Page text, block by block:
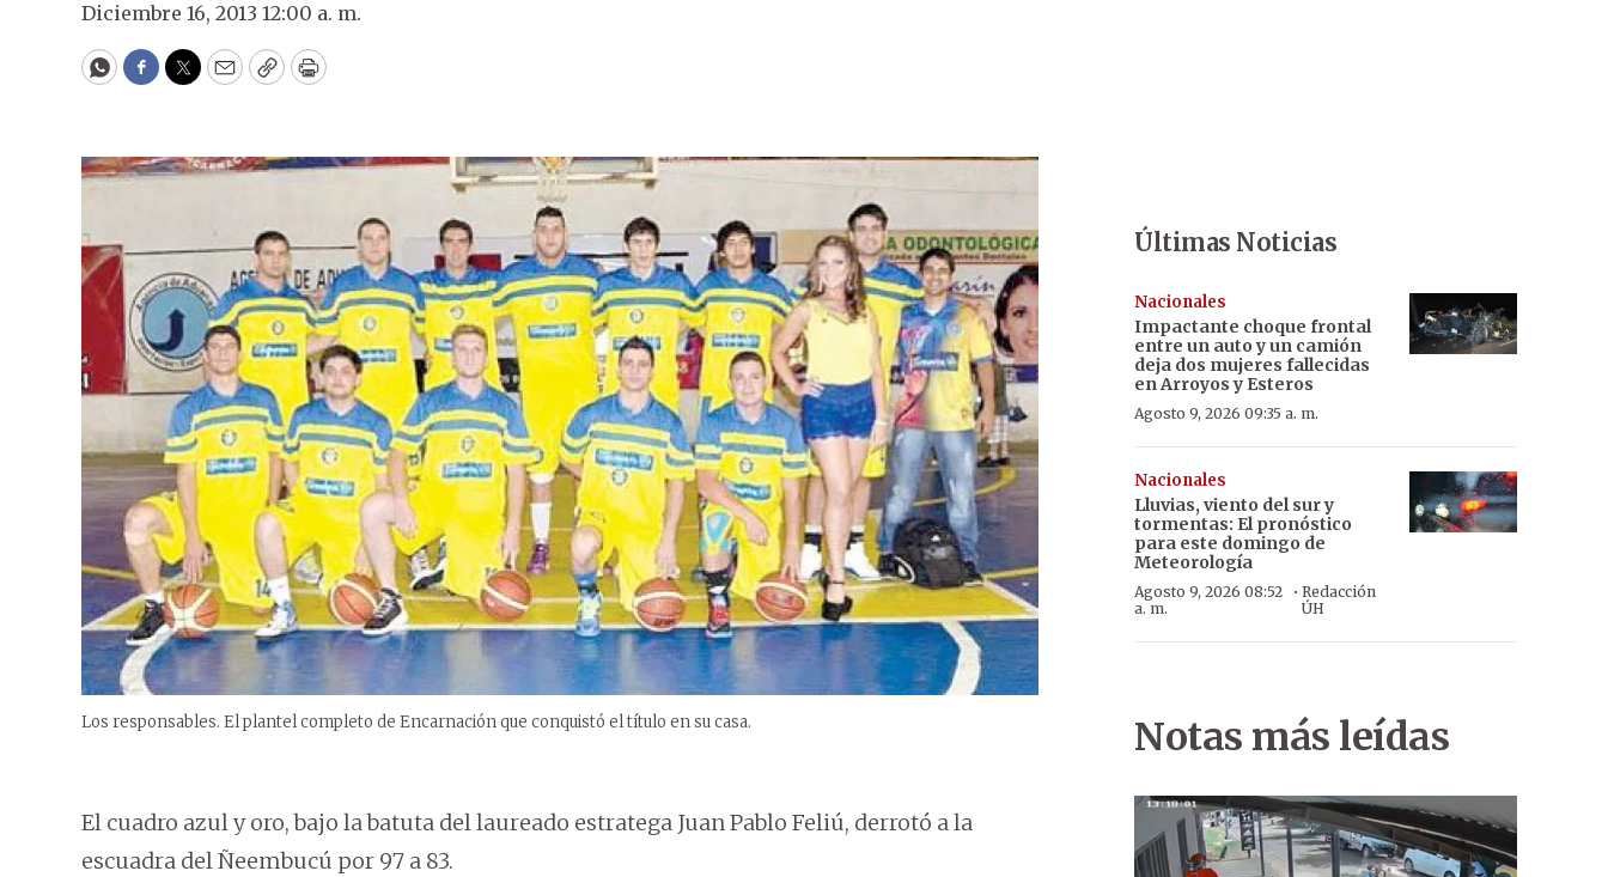
Diciembre 16, 2013 12:00 a. m.
WhatsApp
Facebook
Twitter
EmailCopyPrint
Los responsables. El plantel completo de Encarnación que conquistó el título en su casa.
El cuadro azul y oro, bajo la batuta del laureado estratega Juan Pablo Feliú, derrotó a la
escuadra del Ñeembucú por 97 a 83.
Últimas Noticias
Nacionales
Impactante choque frontal
entre un auto y un camión
deja dos mujeres fallecidas
en Arroyos y Esteros
Agosto 9, 2026 09:35 a. m.
Nacionales
Lluvias, viento del sur y
tormentas: El pronóstico
para este domingo de
Meteorología
Agosto 9, 2026 08:52
a. m.
· Redacción
ÚH
Notas más leídas